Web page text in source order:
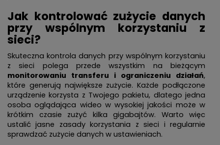
Jak kontrolować zużycie danych
przy wspólnym korzystaniu z
sieci?
Skuteczna kontrola danych przy wspólnym korzystaniu
z sieci polega przede wszystkim na bieżącym
monitorowaniu transferu i ograniczeniu działań,
które generują największe zużycie. Każde podłączone
urządzenie korzysta z Twojego pakietu, dlatego jedna
osoba oglądająca wideo w wysokiej jakości może w
krótkim czasie zużyć kilka gigabajtów. Warto więc
ustalić jasne zasady korzystania z sieci i regularnie
sprawdzać zużycie danych w ustawieniach.